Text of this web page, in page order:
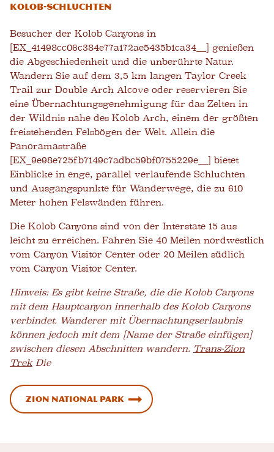
Kolob-Schluchten
Besucher der Kolob Canyons in
[EX_41498cc06c384e77a172ae5435b1ca34__] genießen
die Abgeschiedenheit und die unberührte Natur.
Wandern Sie auf dem 3,5 km langen Taylor Creek
Trail zur Double Arch Alcove oder reservieren Sie
eine Übernachtungsgenehmigung für das Zelten in
der Wildnis nahe des Kolob Arch, einem der größten
freistehenden Felsbögen der Welt. Allein die
Panoramastraße
[EX_9e98e725fb7149c7adbc59bf0755229e__] bietet
Einblicke in enge, parallel verlaufende Schluchten
und Ausgangspunkte für Wanderwege, die zu 610
Meter hohen Felswänden führen.
Die Kolob Canyons sind von der Interstate 15 aus
leicht zu erreichen. Fahren Sie 40 Meilen nordwestlich
vom Canyon Visitor Center oder 20 Meilen südlich
vom Canyon Visitor Center.
Hinweis: Es gibt keine Straße, die die Kolob Canyons
mit dem Hauptcanyon innerhalb des Kolob Canyons
verbindet. Wanderer mit Übernachtungserlaubnis
können jedoch mit dem [Name der Straße einfügen]
zwischen diesen Abschnitten wandern. Trans-Zion
TrekDie
Zion National Park